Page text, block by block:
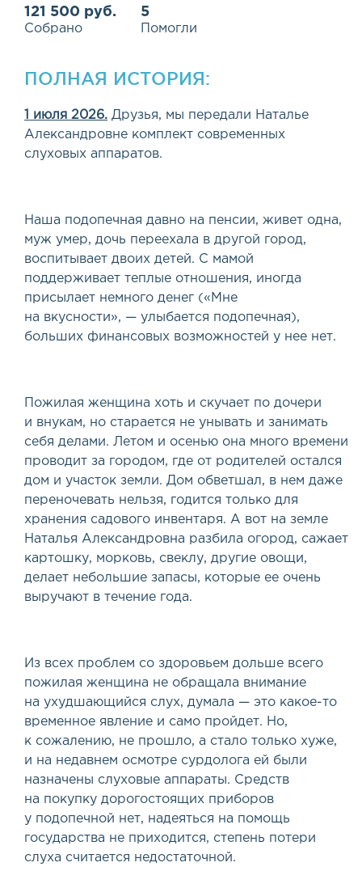
121 500 руб.
Собрано
5
Помогли
ПОЛНАЯ ИСТОРИЯ:
1 июля 2026. Друзья, мы передали Наталье
Александровне комплект современных
слуховых аппаратов.
Наша подопечная давно на пенсии, живет одна,
муж умер, дочь переехала в другой город,
воспитывает двоих детей. С мамой
поддерживает теплые отношения, иногда
присылает немного денег («Мне
на вкусности», — улыбается подопечная),
больших финансовых возможностей у нее нет.
Пожилая женщина хоть и скучает по дочери
и внукам, но старается не унывать и занимать
себя делами. Летом и осенью она много времени
проводит за городом, где от родителей остался
дом и участок земли. Дом обветшал, в нем даже
переночевать нельзя, годится только для
хранения садового инвентаря. А вот на земле
Наталья Александровна разбила огород, сажает
картошку, морковь, свеклу, другие овощи,
делает небольшие запасы, которые ее очень
выручают в течение года.
Из всех проблем со здоровьем дольше всего
пожилая женщина не обращала внимание
на ухудшающийся слух, думала — это какое-то
временное явление и само пройдет. Но,
к сожалению, не прошло, а стало только хуже,
и на недавнем осмотре сурдолога ей были
назначены слуховые аппараты. Средств
на покупку дорогостоящих приборов
у подопечной нет, надеяться на помощь
государства не приходится, степень потери
слуха считается недостаточной.